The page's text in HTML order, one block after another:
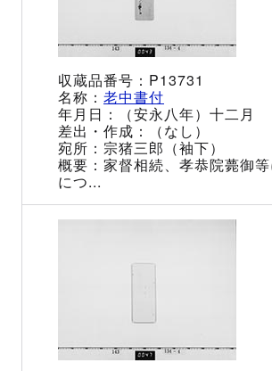
P13731
老中書付
（安永八年）十二月
（なし）
宗猪三郎（袖下）
家督相続、孝恭院薨御
につ...